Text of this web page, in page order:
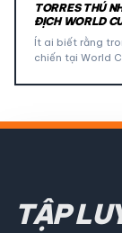
TORRES THÚ
ĐỊCH WORLD
Ít ai biết rằng
chiến tại World
TẬP